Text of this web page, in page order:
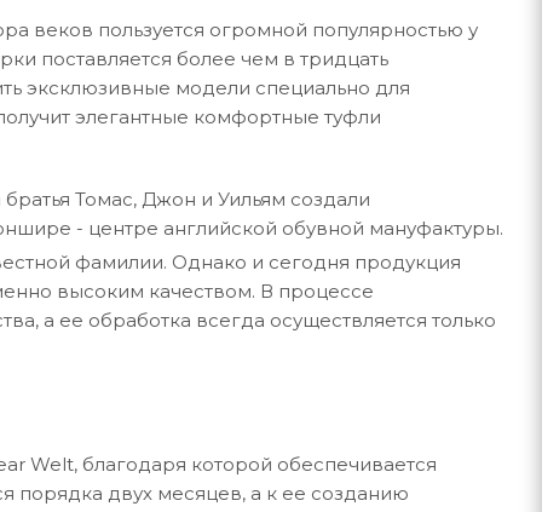
веков пользуется огромной популярностью у
поставляется более чем в тридцать
эксклюзивные модели специально для
элегантные комфортные туфли
Томас, Джон и Уильям создали
- центре английской обувной мануфактуры.
фамилии. Однако и сегодня продукция
высоким качеством. В процессе
а ее обработка всегда осуществляется только
Welt, благодаря которой обеспечивается
порядка двух месяцев, а к ее созданию